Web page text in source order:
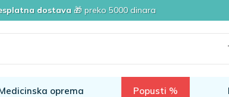
dostava🎁 preko 5000 dinara
oprema Popusti %